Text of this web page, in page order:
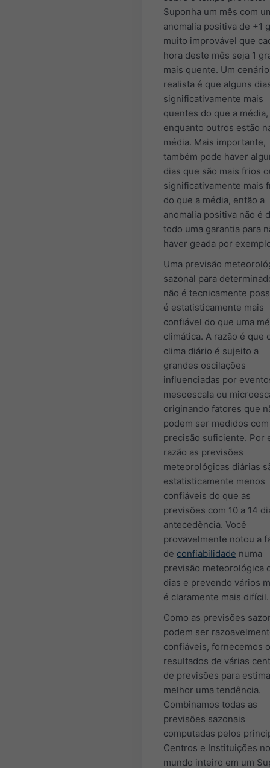
Suponha um mês com
anomalia positiva de +1
muito improvável que
hora deste mês seja 1
mais quente. Um
realista é que alguns
significativamente mais
quentes do que a média,
enquanto outros estão
média. Mais importante,
também pode haver
dias que são mais frios
significativamente mais
do que a média, então a
anomalia positiva não é
todo uma garantia para
haver geada por
Uma previsão
sazonal para
não é tecnicamente
é estatisticamente mais
confiável do que uma
climática. A razão é que
clima diário é sujeito a
grandes oscilações
influenciadas por
mesoescala ou
originando fatores que
podem ser medidos com
precisão suficiente. Por
razão as previsões
meteorológicas diárias
estatisticamente menos
confiáveis do que as
previsões com 10 a 14
antecedência. Você
provavelmente notou a
de confiabilidade numa
previsão meteorológica
dias e prevendo vários
é claramente mais difícil.
Como as previsões
podem ser
confiáveis, fornecemos
resultados de várias
de previsões para
melhor uma tendência.
Combinamos todas as
previsões sazonais
computadas pelos
Centros e Instituições no
mundo inteiro em um